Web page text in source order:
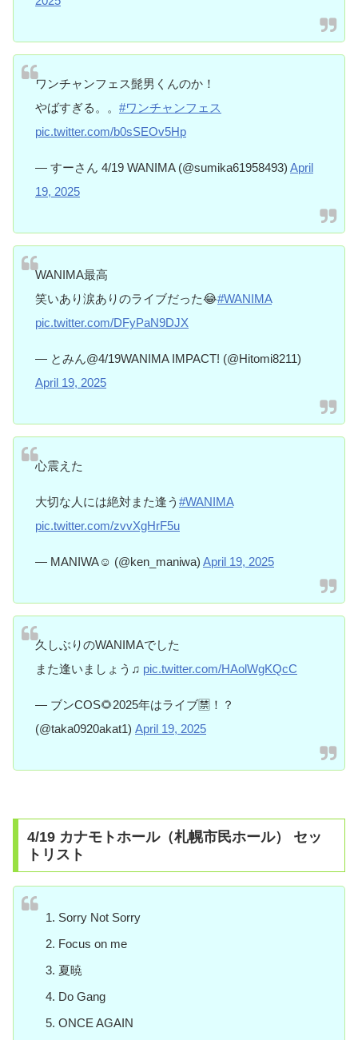
ワンチャンフェス髭男くんのか！
やばすぎる。。 #ワンチャンフェス
pic.twitter.com/b0sSEOv5Hp
— すーさん 4/19 WANIMA (@sumika61958493) April
19, 2025
WANIMA最高
笑いあり涙ありのライブだった😂#WANIMA
pic.twitter.com/DFyPaN9DJX
— とみん@4/19WANIMA IMPACT! (@Hitomi8211)
April 19, 2025
心震えた
大切な人には絶対また逢う #WANIMA
pic.twitter.com/zvvXgHrF5u
— MANIWA☺︎ (@ken_maniwa) April 19, 2025
久しぶりのWANIMAでした
また逢いましょう♫ pic.twitter.com/HAolWgKQcC
— ブンCOS🌻2025年はライブ🈲！？
(@taka0920akat1) April 19, 2025
4/19 カナモトホール（札幌市民ホール） セッ
トリスト
Sorry Not Sorry
Focus on me
夏暁
Do Gang
ONCE AGAIN